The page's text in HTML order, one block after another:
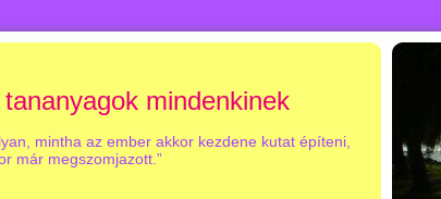
mindenkinek
mintha az ember akkor kezdene kutat építeni,
már megszomjazott.”